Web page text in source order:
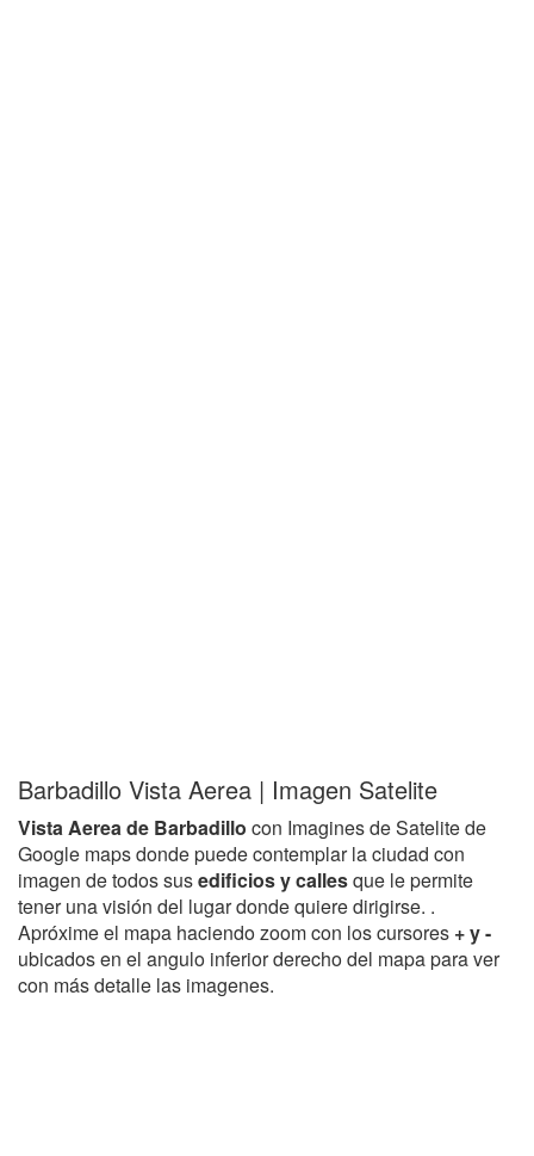
Barbadillo Vista Aerea | Imagen Satelite
Vista Aerea de Barbadillo con Imagines de Satelite de
Google maps donde puede contemplar la ciudad con
imagen de todos susedificios y callesque le permite
tener una visión del lugar donde quiere dirigirse. .
Apróxime el mapa haciendo zoom con los cursores + y -
ubicados en el angulo inferior derecho del mapa para ver
con más detalle las imagenes.